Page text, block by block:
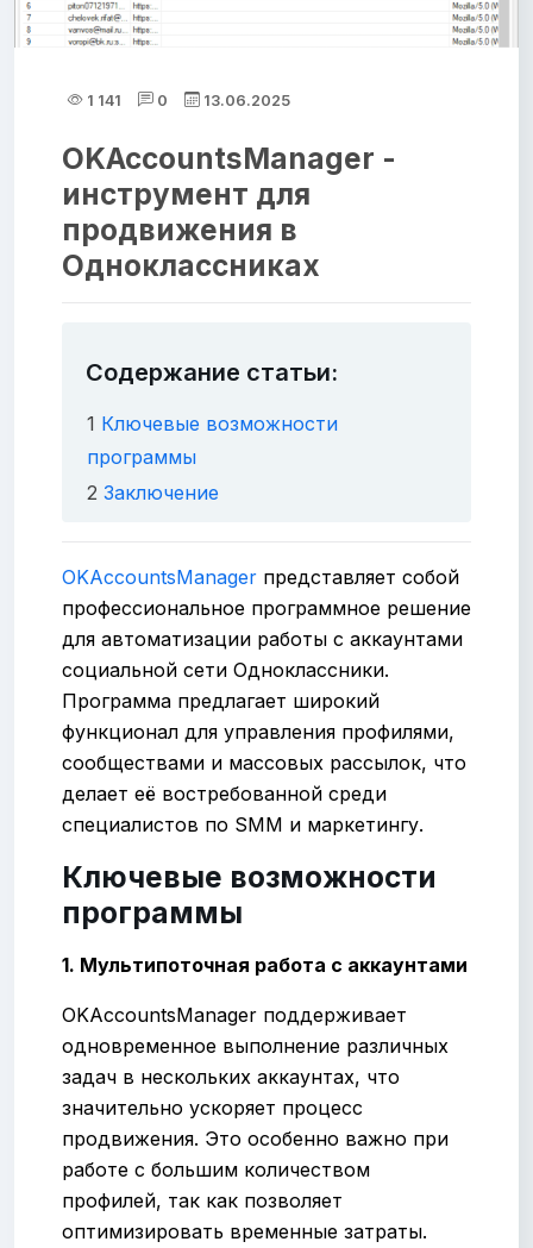
1 141 0 13.06.2025
OKAccountsManager -
инструмент для
продвижения в
Одноклассниках
Содержание статьи:
1 Ключевые возможности
программы
2 Заключение
OKAccountsManager представляет собой
профессиональное программное решение
для автоматизации работы с аккаунтами
социальной сети Одноклассники.
Программа предлагает широкий
функционал для управления профилями,
сообществами и массовых рассылок, что
делает её востребованной среди
специалистов по SMM и маркетингу.
Ключевые возможности
программы
1. Мультипоточная работа с аккаунтами
OKAccountsManager поддерживает
одновременное выполнение различных
задач в нескольких аккаунтах, что
значительно ускоряет процесс
продвижения. Это особенно важно при
работе с большим количеством
профилей, так как позволяет
оптимизировать временные затраты.